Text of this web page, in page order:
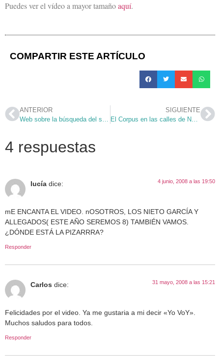
Puedes ver el vídeo a mayor tamañoaquí.
COMPARTIR ESTE ARTÍCULO
ANTERIOR
Web sobre la búsqueda del sentido
SIGUIENTE
El Corpus en las calles de Nueva York
4 respuestas
lucía dice: 4 junio, 2008 a las 19:50
mE ENCANTA EL VIDEO. nOSOTROS, LOS NIETO GARCÍA Y
ALLEGADOS( ESTE AÑO SEREMOS 8) TAMBIÉN VAMOS.
¿DÓNDE ESTÁ LA PIZARRRA?
Responder
Carlos dice: 31 mayo, 2008 a las 15:21
Felicidades por el video. Ya me gustaria a mi decir «Yo VoY».
Muchos saludos para todos.
Responder